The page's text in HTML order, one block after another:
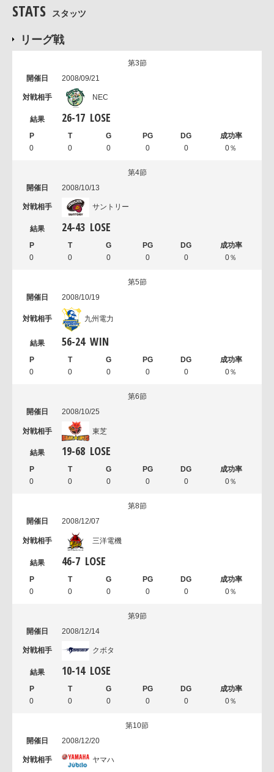
STATS スタッツ
リーグ戦
第3節
2008/09/21
NEC
26-17 LOSE
0 0 0 0 0 0％
第4節
2008/10/13
サントリー
24-43 LOSE
0 0 0 0 0 0％
第5節
2008/10/19
九州電力
56-24 WIN
0 0 0 0 0 0％
第6節
2008/10/25
東芝
19-68 LOSE
0 0 0 0 0 0％
第8節
2008/12/07
三洋電機
46-7 LOSE
0 0 0 0 0 0％
第9節
2008/12/14
クボタ
10-14 LOSE
0 0 0 0 0 0％
第10節
2008/12/20
ヤマハ